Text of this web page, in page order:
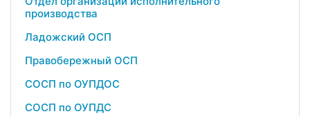
производства
Ладожский ОСП
Правобережный ОСП
СОСП по ОУПДОС
СОСП по ОУПДС